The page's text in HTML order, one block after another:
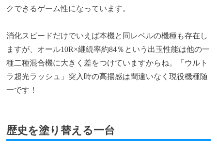
クできるゲーム性になっています。
消化スピードだけでいえば本機と同レベルの機種も存在し
ますが、オール10R×継続率約84％という出玉性能は他の一
種二種混合機に大きく差をつけていますからね。「ウルト
ラ超光ラッシュ」突入時の高揚感は間違いなく現役機種随
一です！
歴史を塗り替える一台